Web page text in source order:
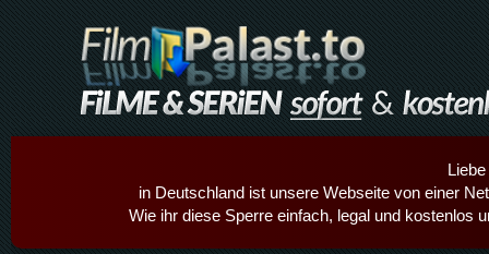
in Deutschland ist unsere Webseite von einer
Wie ihr diese Sperre einfach, legal und kostenlos